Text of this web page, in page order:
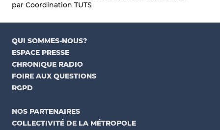
par Coordination TUTS
QUI SOMMES-NOUS?
ESPACE PRESSE
CHRONIQUE RADIO
FOIRE AUX QUESTIONS
RGPD
NOS PARTENAIRES
COLLECTIVITÉ DE LA MÉTROPOLE